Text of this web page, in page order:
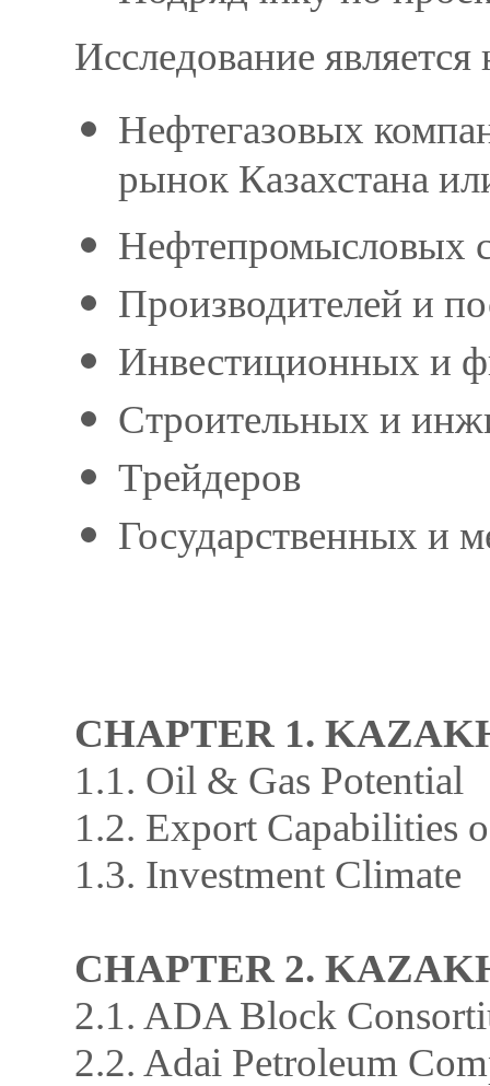
Исследование
Нефтегазовых
рынок Казахстана
Нефтепромысловых
Производителей и
Инвестиционных и
Строительных и
Трейдеров
Государственных и
CHAPTER 1.
1.1. Oil & Gas Potential
1.2. Export Capabilities
1.3. Investment Climate
CHAPTER 2.
2.1. ADA Block
2.2. Adai Petroleum